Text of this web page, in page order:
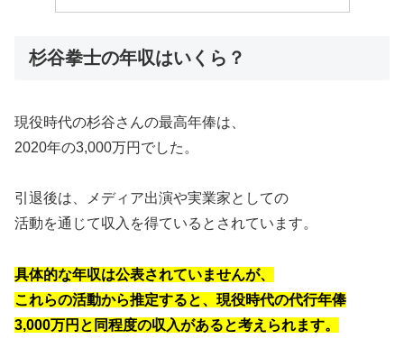
杉谷拳士の年収はいくら？
現役時代の杉谷さんの最高年俸は、
2020年の3,000万円でした。
引退後は、メディア出演や実業家としての
活動を通じて収入を得ているとされています。
具体的な年収は公表されていませんが、
これらの活動から推定すると、現役時代の代行年俸
3,000万円と同程度の収入があると考えられます。